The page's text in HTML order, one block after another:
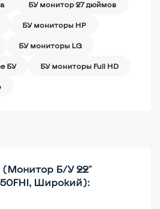
БУ монитор 27 дюймов
БУ мониторы HP
БУ мониторы LG
БУ БУ мониторы Full HD
(Монитор Б/У 22"
Широкий):